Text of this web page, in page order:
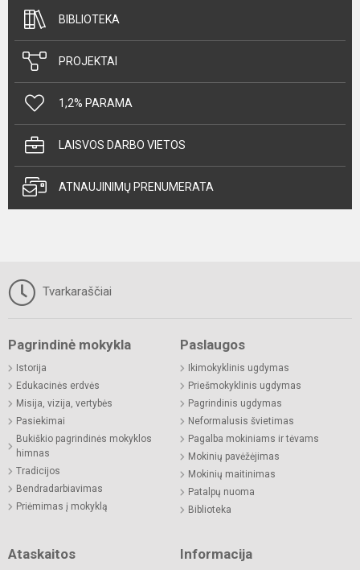
BIBLIOTEKA
PROJEKTAI
1,2% PARAMA
LAISVOS DARBO VIETOS
ATNAUJINIMŲ PRENUMERATA
Tvarkaraščiai
Pagrindinė mokykla
Istorija
Edukacinės erdvės
Misija, vizija, vertybės
Pasiekimai
Bukiškio pagrindinės mokyklos
himnas
Tradicijos
Bendradarbiavimas
Priėmimas į mokyklą
Paslaugos
Ikimokyklinis ugdymas
Priešmokyklinis ugdymas
Pagrindinis ugdymas
Neformalusis švietimas
Pagalba mokiniams ir tėvams
Mokinių pavėžėjimas
Mokinių maitinimas
Patalpų nuoma
Biblioteka
Ataskaitos Informacija